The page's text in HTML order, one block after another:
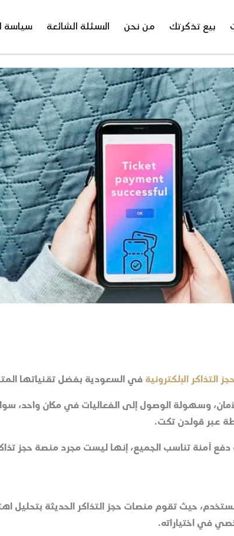
بيع تذكرتك من نحن الاسئلة الشائعة سياسة
التذاكر الإلكترونية في السعودية بفضل تقنياتها
وسهولة الوصول إلى الفعاليات في مكان واحد،
عبر قولدن تكت.
دفع آمنة تناسب الجميع، إنها ليست مجرد منصة حجز
حيث تقوم منصات حجز التذاكر الحديثة بتحليل
في اختياراته.